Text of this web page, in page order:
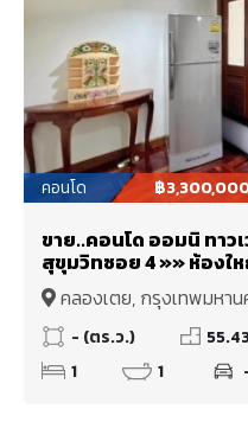
คอนโด ฿
ขาย..คอนโด ออมนิ ทาว
สุขุมวิทซอย 4 »» ห้องใ
นานา เพียง 500 เมตร
คลองเตย, กรุงเทพมหา
- (ตร.ว.)
1
1